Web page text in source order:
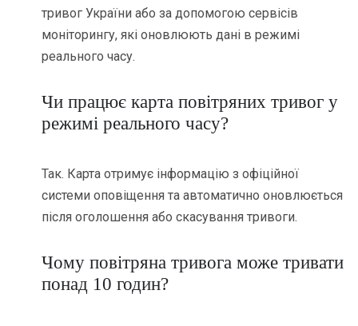
тривог України або за допомогою сервісів
моніторингу, які оновлюють дані в режимі
реального часу.
Чи працює карта повітряних тривог у
режимі реального часу?
Так. Карта отримує інформацію з офіційної
системи оповіщення та автоматично оновлюється
після оголошення або скасування тривоги.
Чому повітряна тривога може тривати
понад 10 годин?